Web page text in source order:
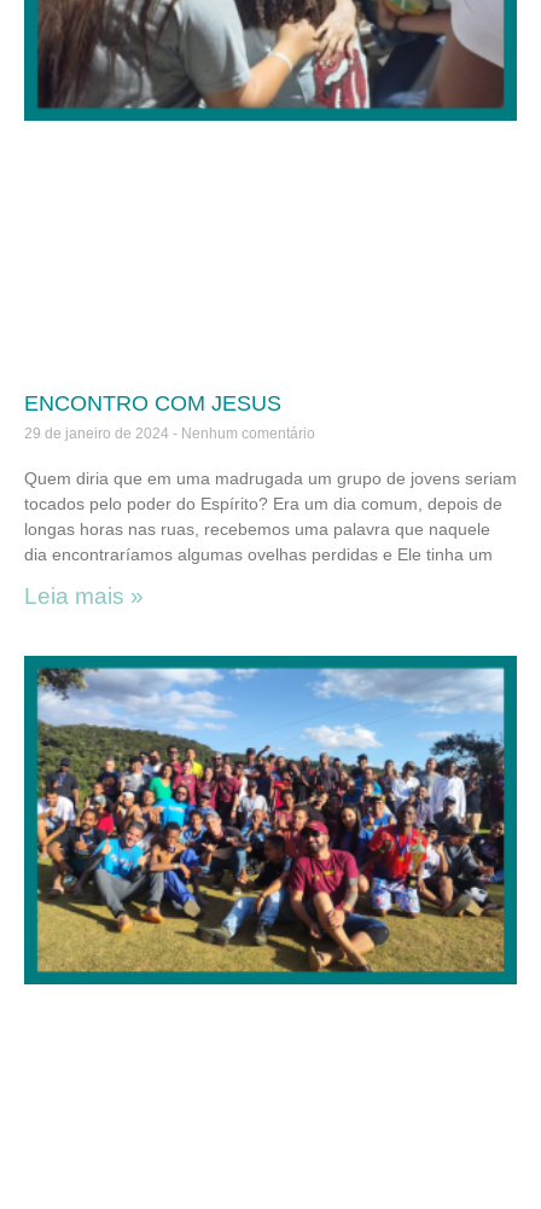
ENCONTRO COM JESUS
29 de janeiro de 2024 Nenhum comentário
Quem diria que em uma madrugada um grupo de jovens seriam
tocados pelo poder do Espírito? Era um dia comum, depois de
longas horas nas ruas, recebemos uma palavra que naquele
dia encontraríamos algumas ovelhas perdidas e Ele tinha um
Leia mais »